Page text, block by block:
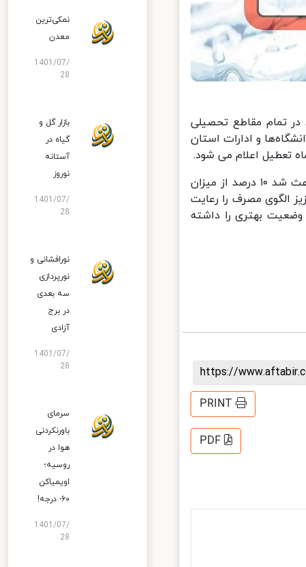
تمام مقاطع تحصیلی
و ادارات استان
معاون عمرانی استاندار تهران همچنین اضافه کرد: با افزایش برودت هوا باعث شد ۱۰ درصد از میزان
الگوی مصرف را رعایت
هفته وضعیت بهتری را داشته
https://
PRINT
PDF
نمکی‌ترین
معدن
1401/07/
28
بازار گل و
گیاه در
آستانه
نوروز
1401/07/
28
نورافشانی و
نورپردازی
سه بعدی
در برج
آزادی
1401/07/
28
سرمای
باورنکردنی
هوا در
روسیه؛
اویمیاکن
1401/07/
28